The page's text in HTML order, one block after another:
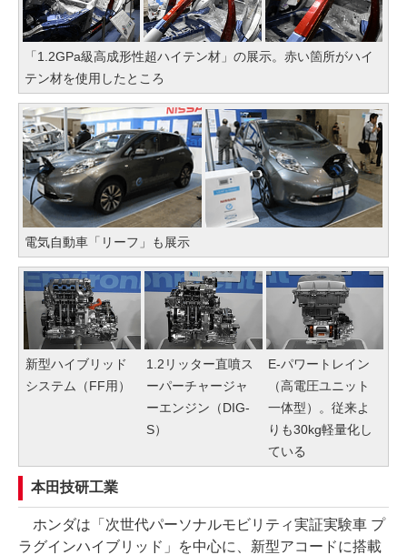
「1.2GPa級高成形性超ハイテン材」の展示。赤い箇所がハイ
テン材を使用したところ
電気自動車「リーフ」も展示
新型ハイブリッド
システム（FF用）
1.2リッター直噴ス
ーパーチャージャ
ーエンジン（DIG-
S）
E-パワートレイン
（高電圧ユニット
一体型）。従来よ
りも30kg軽量化し
ている
本田技研工業
ホンダは「次世代パーソナルモビリティ実証実験車 プ
ラグインハイブリッド」を中心に、新型アコードに搭載